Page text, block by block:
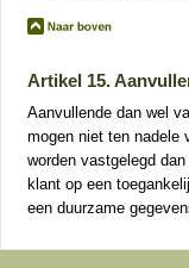
Artikel 15.
Aanvullende dan wel
mogen niet ten nadele
worden vastgelegd
klant op een
een duurzame